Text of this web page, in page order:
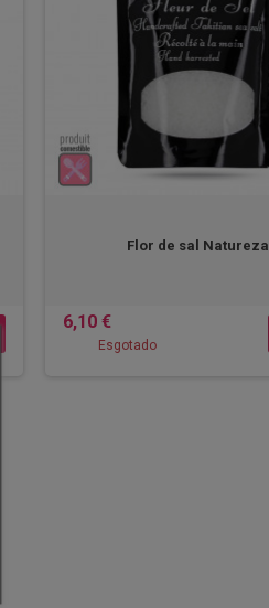
Flor de sal Natureza
6,10 €
Esgotado